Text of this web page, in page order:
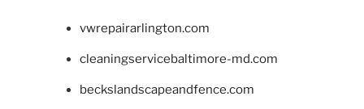
vwrepairarlington.com
cleaningservicebaltimore-md.com
beckslandscapeandfence.com